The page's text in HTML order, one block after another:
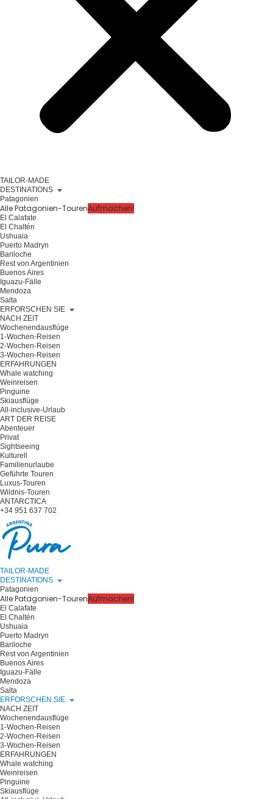
TAILOR-MADE
DESTINATIONS
Patagonien
Alle Patagonien-TourenAufmachen!
El Calafate
El Chaltén
Ushuaia
Puerto Madryn
Bariloche
Rest von Argentinien
Buenos Aires
Iguazu-Fälle
Mendoza
Salta
ERFORSCHEN SIE
NACH ZEIT
Wochenendausflüge
1-Wochen-Reisen
2-Wochen-Reisen
3-Wochen-Reisen
ERFAHRUNGEN
Whale watching
Weinreisen
Pinguine
Skiausflüge
All-inclusive-Urlaub
ART DER REISE
Abenteuer
Privat
Sightseeing
Kulturell
Familienurlaube
Geführte Touren
Luxus-Touren
Wildnis-Touren
ANTARCTICA
+34 951 637 702
TAILOR-MADE
DESTINATIONS
Patagonien
Alle Patagonien-TourenAufmachen!
El Calafate
El Chaltén
Ushuaia
Puerto Madryn
Bariloche
Rest von Argentinien
Buenos Aires
Iguazu-Fälle
Mendoza
Salta
ERFORSCHEN SIE
NACH ZEIT
Wochenendausflüge
1-Wochen-Reisen
2-Wochen-Reisen
3-Wochen-Reisen
ERFAHRUNGEN
Whale watching
Weinreisen
Pinguine
Skiausflüge